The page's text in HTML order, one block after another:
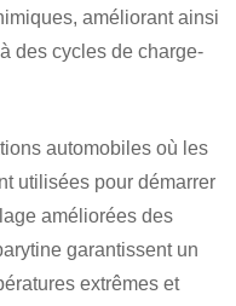
améliorant ainsi
des cycles de charge-
automobiles où les
utilisées pour démarrer
améliorées des
garantissent un
extrêmes et